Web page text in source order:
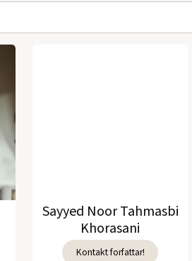
Sayyed Noor Tahmasbi
Khorasani
Kontakt forfattar!